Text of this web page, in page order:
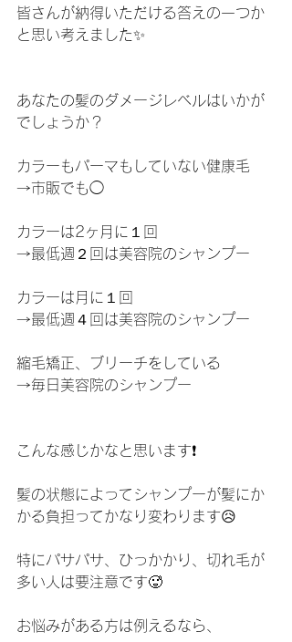
皆さんが納得いただける答えの一つか
と思い考えました✨
あなたの髪のダメージレベルはいかが
でしょうか？
カラーもパーマもしていない健康毛
→市販でも◯
カラーは2ヶ月に１回
→最低週２回は美容院のシャンプー
カラーは月に１回
→最低週４回は美容院のシャンプー
縮毛矯正、ブリーチをしている
→毎日美容院のシャンプー
こんな感じかなと思います❗️
髪の状態によってシャンプーが髪にか
かる負担ってかなり変わります😥
特にパサパサ、ひっかかり、切れ毛が
多い人は要注意です🥵
お悩みがある方は例えるなら、